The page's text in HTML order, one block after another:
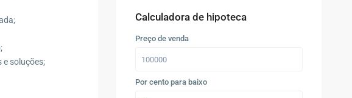
e soluções;
Calculadora de hipoteca
Preço de venda
Por cento para baixo